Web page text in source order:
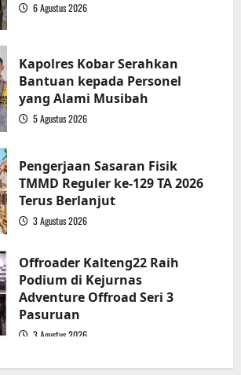
6 Agustus 2026
Kapolres Kobar Serahkan
Bantuan kepada Personel
yang Alami Musibah
5 Agustus 2026
Pengerjaan Sasaran Fisik
TMMD Reguler ke-129 TA 2026
Terus Berlanjut
3 Agustus 2026
Offroader Kalteng22 Raih
Podium di Kejurnas
Adventure Offroad Seri 3
Pasuruan
3 Agustus 2026